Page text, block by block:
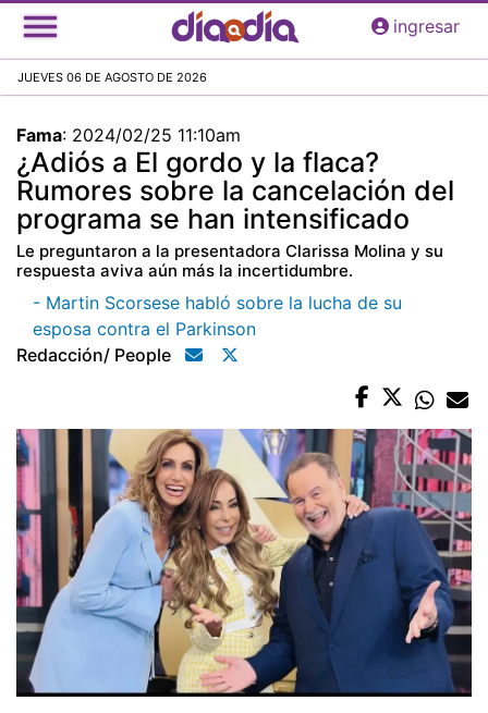
Pasar
al
principal
ingresar
JUEVES 06 DE AGOSTO DE 2026
Fama: 2024/02/25 11:10am
¿Adiós a El gordo y la flaca?
Rumores sobre la cancelación del
programa se han intensificado
Le preguntaron a la presentadora Clarissa Molina y su
respuesta aviva aún más la incertidumbre.
- Martin Scorsese habló sobre la lucha de su
esposa contra el Parkinson
Redacción/ People